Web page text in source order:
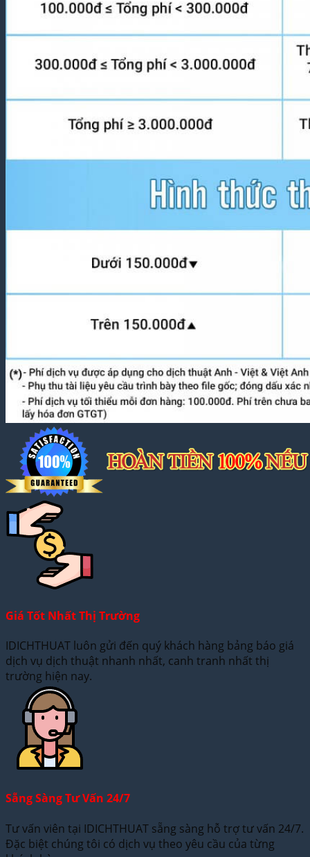
Giá Tốt Nhất Thị Trường
IDICHTHUAT luôn gửi đến quý khách hàng bảng báo giá
dịch vụ dịch thuật nhanh nhất, canh tranh nhất thị
trường hiện nay.
Sẵng Sàng Tư Vấn 24/7
Tư vấn viên tại IDICHTHUAT sẵng sàng hỗ trợ tư vấn 24/7.
Đặc biệt chúng tôi có dịch vụ theo yêu cầu của từng